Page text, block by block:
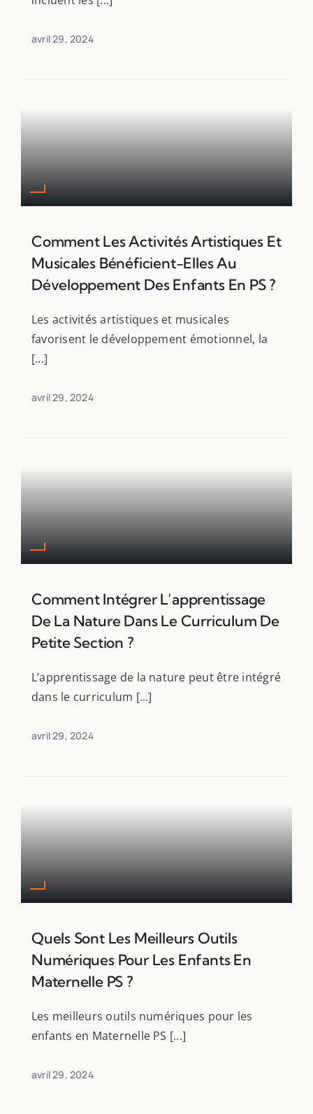
avril 29, 2024
Comment Les Activités Artistiques Et
Musicales Bénéficient-Elles Au
Développement Des Enfants En PS ?
Les activités artistiques et musicales
favorisent le développement émotionnel, la
[...]
avril 29, 2024
Comment Intégrer L’apprentissage
De La Nature Dans Le Curriculum De
Petite Section ?
L’apprentissage de la nature peut être intégré
dans le curriculum [...]
avril 29, 2024
Quels Sont Les Meilleurs Outils
Numériques Pour Les Enfants En
Maternelle PS ?
Les meilleurs outils numériques pour les
enfants en Maternelle PS [...]
avril 29, 2024